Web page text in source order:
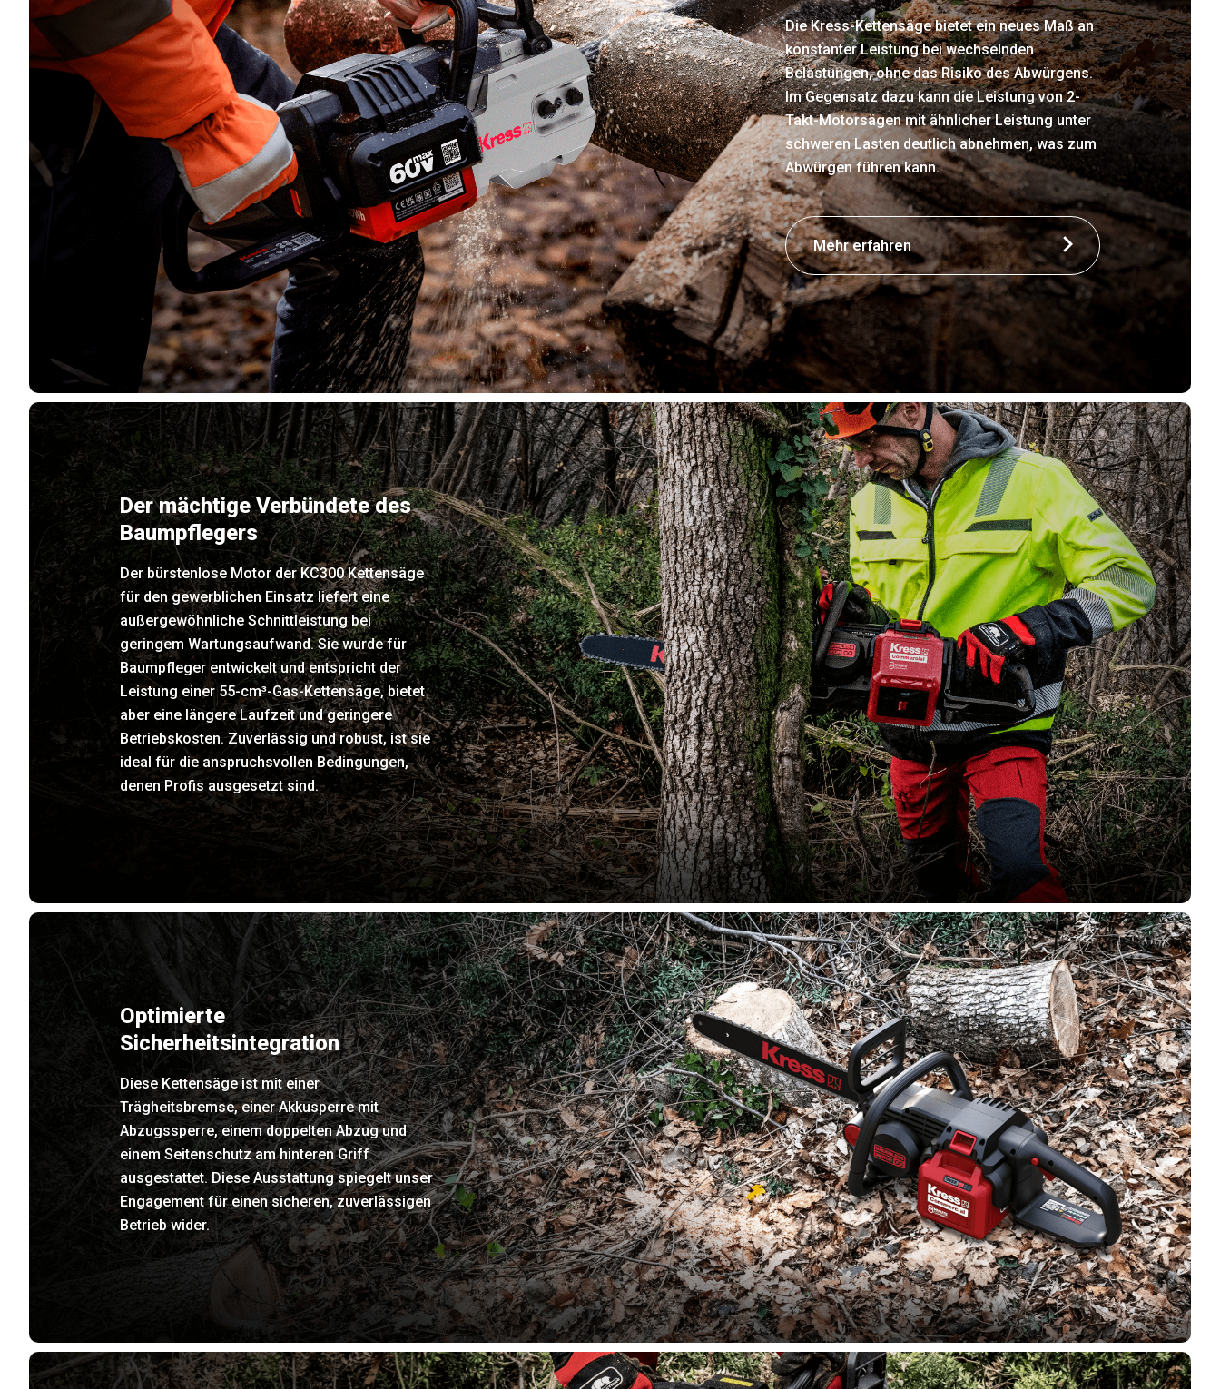
Die Kress-Kettensäge bietet ein neues Maß an
konstanter Leistung bei wechselnden
Belastungen, ohne das Risiko des Abwürgens.
Im Gegensatz dazu kann die Leistung von 2-
Takt-Motorsägen mit ähnlicher Leistung unter
schweren Lasten deutlich abnehmen, was zum
Abwürgen führen kann.
Mehr erfahren
Der mächtige Verbündete des
Baumpflegers
Der bürstenlose Motor der KC300 Kettensäge
für den gewerblichen Einsatz liefert eine
außergewöhnliche Schnittleistung bei
geringem Wartungsaufwand. Sie wurde für
Baumpfleger entwickelt und entspricht der
Leistung einer 55-cm³-Gas-Kettensäge, bietet
aber eine längere Laufzeit und geringere
Betriebskosten. Zuverlässig und robust, ist sie
ideal für die anspruchsvollen Bedingungen,
denen Profis ausgesetzt sind.
Optimierte
Sicherheitsintegration
Diese Kettensäge ist mit einer
Trägheitsbremse, einer Akkusperre mit
Abzugssperre, einem doppelten Abzug und
einem Seitenschutz am hinteren Griff
ausgestattet. Diese Ausstattung spiegelt unser
Engagement für einen sicheren, zuverlässigen
Betrieb wider.